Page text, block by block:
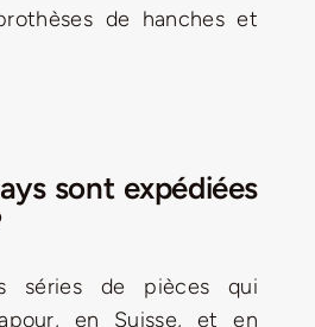
de hanches et
sont expédiées
séries de pièces qui
en Suisse, et en